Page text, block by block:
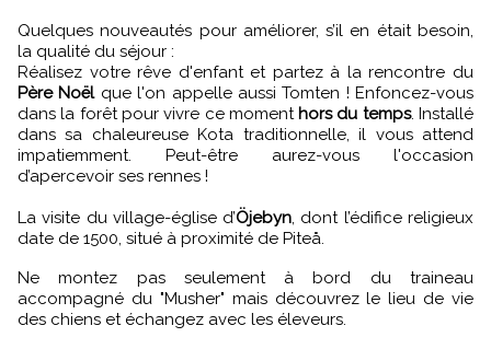
Quelques nouveautés pour améliorer, s’il en était besoin,
la qualité du séjour :
Réalisez votre rêve d'enfant et partez à la rencontre du
Père Noëlque l'on appelle aussi Tomten ! Enfoncez-vous
dans la forêt pour vivre ce moment hors du temps. Installé
dans sa chaleureuse Kota traditionnelle, il vous attend
impatiemment. Peut-être aurez-vous l'occasion
d’apercevoir ses rennes !
La visite du village-église d’Öjebyn , dont l’édifice religieux
date de 1500, situé à proximité de Piteå.
Ne montez pas seulement à bord du traineau
accompagné du "Musher" mais découvrez le lieu de vie
des chiens et échangez avec les éleveurs.